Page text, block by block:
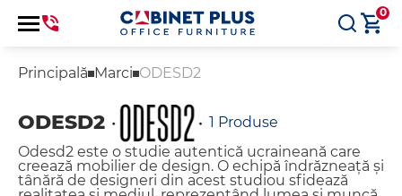
0
Principală Marci ODESD2
ODESD2 1 Produse
Odesd2 este o studie autentică ucraineană care
creează mobilier de design. O echipă îndrăzneață și
tânără de designeri din acest studiou sfidează